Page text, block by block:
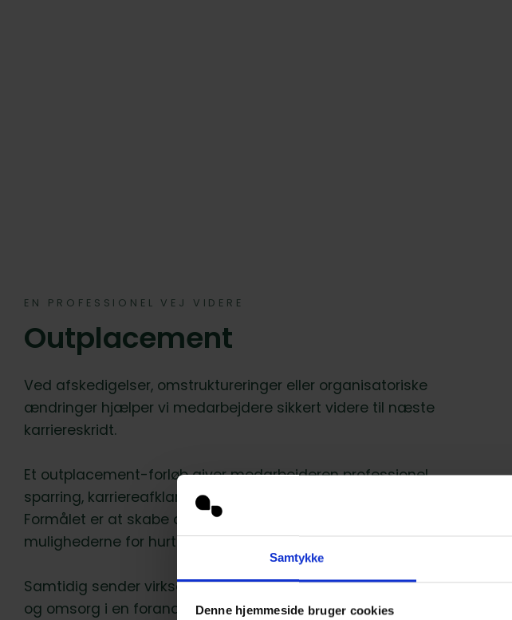
Samtykke
Denne hjemmeside bruger cookies
EN PROFESSIONEL VEJ VIDERE
Outplacement
Ved afskedigelser, omstruktureringer eller organisatoriske
ændringer hjælper vi medarbejdere sikkert videre til næste
karriereskridt.
Et outplacement-forløb giver medarbejderen professionel
sparring, karriereafklaring og konkrete værktøjer til jobsøgningen.
Formålet er at skabe overblik, styrke motivationen og øge
mulighederne for hurtigt at finde den rette vej videre i karrieren.
Samtidig sender virksomheden et stærkt signal om ansvarlighed
og omsorg i en forandringsproces.